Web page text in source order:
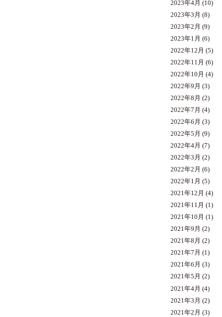
2023年4月 (10)
2023年3月 (8)
2023年2月 (9)
2023年1月 (6)
2022年12月 (5)
2022年11月 (6)
2022年10月 (4)
2022年9月 (3)
2022年8月 (2)
2022年7月 (4)
2022年6月 (3)
2022年5月 (9)
2022年4月 (7)
2022年3月 (2)
2022年2月 (6)
2022年1月 (5)
2021年12月 (4)
2021年11月 (1)
2021年10月 (1)
2021年9月 (2)
2021年8月 (2)
2021年7月 (1)
2021年6月 (3)
2021年5月 (2)
2021年4月 (4)
2021年3月 (2)
2021年2月 (3)